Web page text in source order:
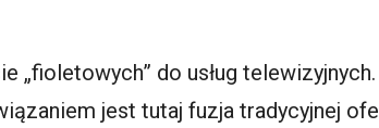
„fioletowych” do usług
jest tutaj fuzja tradycyjnej